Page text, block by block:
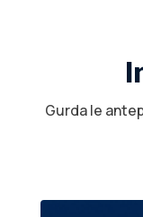
Gurda le